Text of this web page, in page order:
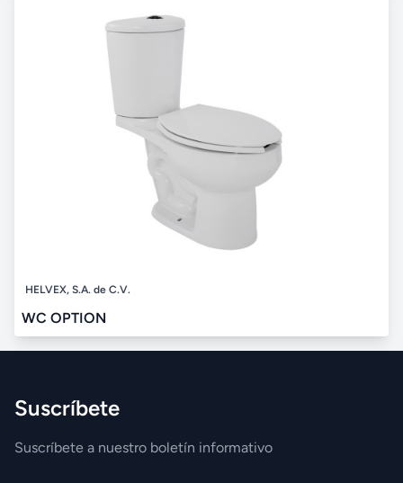
HELVEX, S.A. de C.V.
WC OPTION
Suscríbete
Suscríbete a nuestro boletín informativo